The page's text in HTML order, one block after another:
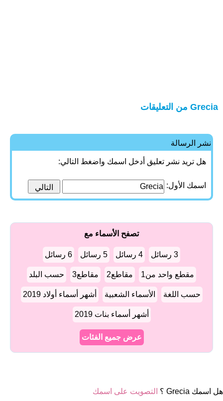
Grecia من التعليقات
نشر الرسالة
هل تريد نشر تعليق أدخل اسمك واضغط التالي:
اسمك الأول:
تصفح الأسماء مع
3 رسائل 4 رسائل 5 رسائل 6 رسائل
مقطع واحد من1 مقاطع2 مقاطع3 حسب البلد
حسب اللغة الأسماء الشعبية أشهر أسماء أولاد 2019
أشهر أسماء بنات 2019
عرض جميع الفئات
هل اسمك Grecia ؟ التصويت على اسمك